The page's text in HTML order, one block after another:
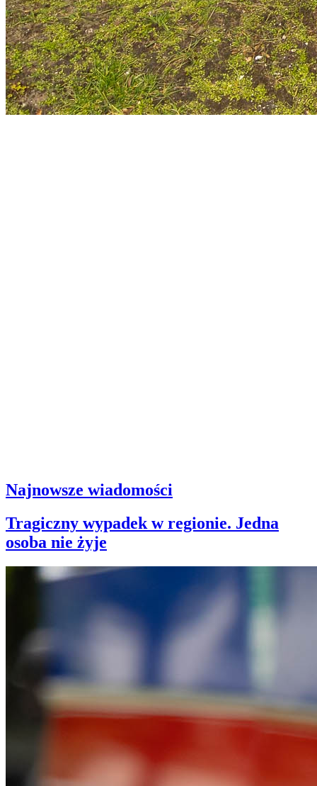
Najnowsze wiadomości
Tragiczny wypadek w regionie. Jedna
osoba nie żyje